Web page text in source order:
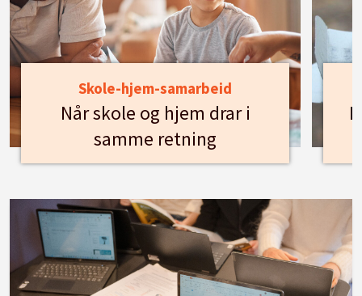
Skole-hjem-samarbeid
Når skole og hjem drar i
samme retning